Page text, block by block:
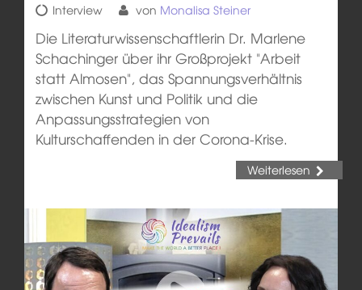
Interview von Monalisa Steiner
Die Literaturwissenschaftlerin Dr. Marlene
Schachinger über ihr Großprojekt "Arbeit
statt Almosen", das Spannungsverhältnis
zwischen Kunst und Politik und die
Anpassungsstrategien von
Kulturschaffenden in der Corona-Krise.
Weiterlesen